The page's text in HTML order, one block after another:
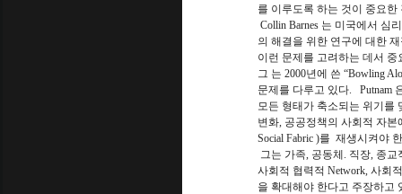
를 이루도록 하는 것이 중요한
Collin Barnes 는 미국에서 심
의 해결을 위한 연구에 대한
이런 문제를 고려하는 데서 중
그 는 2000년에 쓴 “Bowling
문제를 다루고 있다. Putnam
모든 형태가 축소되는 위기를
변화, 공공정책의 사회적 자
Social Fabric )를 재생시켜야
그는 가족, 공동체. 직장, 종
사회적 협력적 Network, 사회
을 확대해야 한다고 주장하고